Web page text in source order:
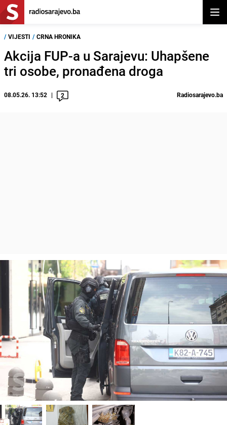
/ VIJESTI / CRNA HRONIKA
Akcija FUP-a u Sarajevu: Uhapšene
tri osobe, pronađena droga
08.05.26. 13:52 2 Radiosarajevo.ba